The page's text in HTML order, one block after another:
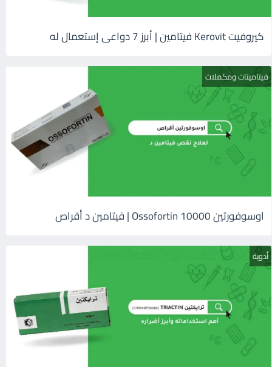
كيروفيت Kerovit فيتامين | أبرز 7 دواعى إستعمال له
فيتامينات ومكملات
اوسوفورتين 10000 Ossofortin | فيتامين د أقراص
أدوية